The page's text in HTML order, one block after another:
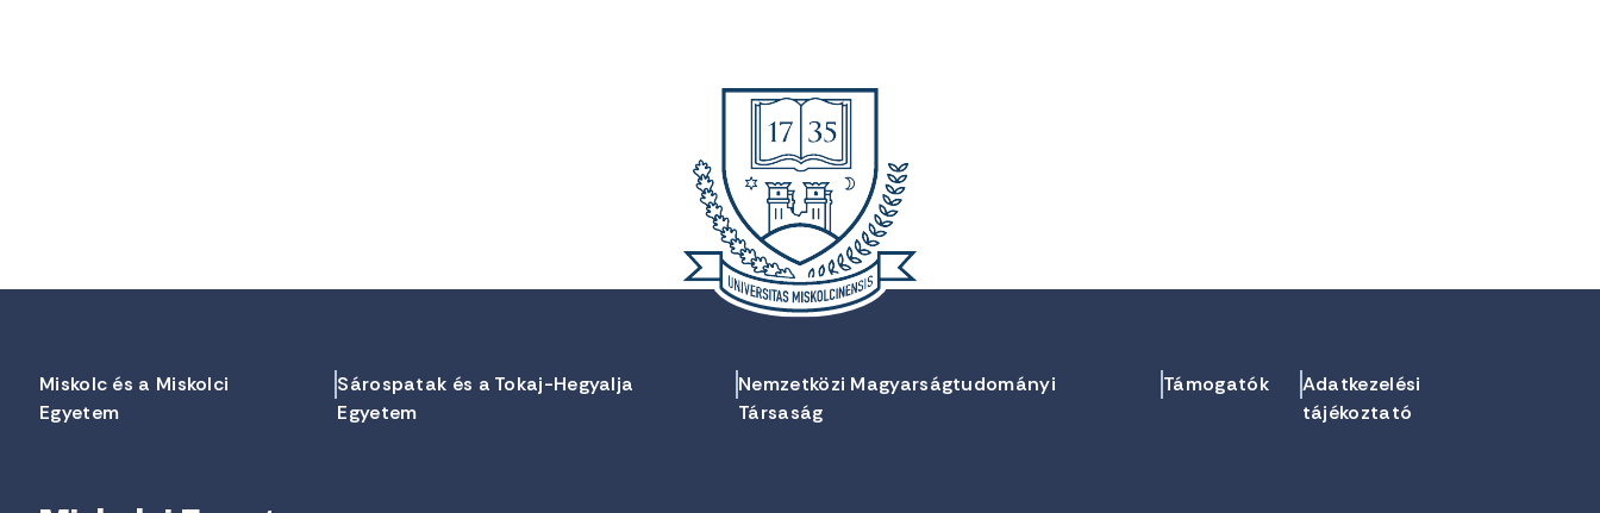
Miskolc és a Miskolci
Egyetem
Sárospatak és a Tokaj-Hegyalja
Egyetem
Nemzetközi Magyarságtudományi
Társaság
Támogatók
Adatkezelési
tájékoztató